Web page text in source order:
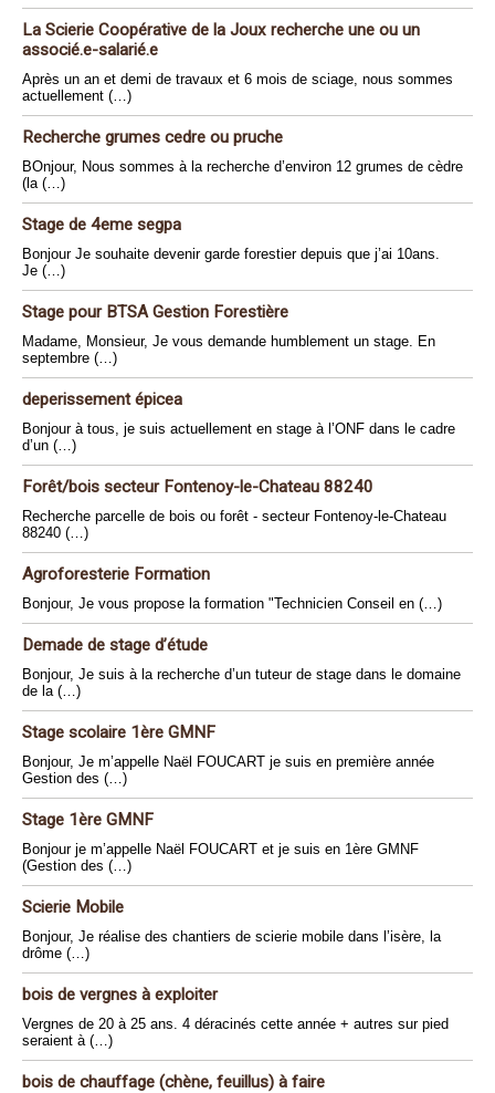
La Scierie Coopérative de la Joux recherche une ou un
associé.e-salarié.e
Après un an et demi de travaux et 6 mois de sciage, nous sommes
actuellement (…)
Recherche grumes cedre ou pruche
BOnjour, Nous sommes à la recherche d’environ 12 grumes de cèdre
(la (…)
Stage de 4eme segpa
Bonjour Je souhaite devenir garde forestier depuis que j’ai 10ans.
Je (…)
Stage pour BTSA Gestion Forestière
Madame, Monsieur, Je vous demande humblement un stage. En
septembre (…)
deperissement épicea
Bonjour à tous, je suis actuellement en stage à l’ONF dans le cadre
d’un (…)
Forêt/bois secteur Fontenoy-le-Chateau 88240
Recherche parcelle de bois ou forêt - secteur Fontenoy-le-Chateau
88240 (…)
Agroforesterie Formation
Bonjour, Je vous propose la formation "Technicien Conseil en (…)
Demade de stage d’étude
Bonjour, Je suis à la recherche d’un tuteur de stage dans le domaine
de la (…)
Stage scolaire 1ère GMNF
Bonjour, Je m’appelle Naël FOUCART je suis en première année
Gestion des (…)
Stage 1ère GMNF
Bonjour je m’appelle Naël FOUCART et je suis en 1ère GMNF
(Gestion des (…)
Scierie Mobile
Bonjour, Je réalise des chantiers de scierie mobile dans l’isère, la
drôme (…)
bois de vergnes à exploiter
Vergnes de 20 à 25 ans. 4 déracinés cette année + autres sur pied
seraient à (…)
bois de chauffage (chène, feuillus) à faire